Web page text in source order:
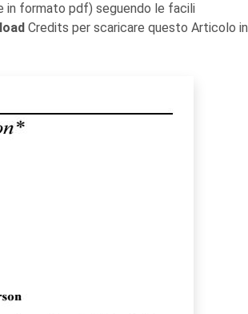
in formato pdf) seguendo le facili
Credits per scaricare questo Articolo in